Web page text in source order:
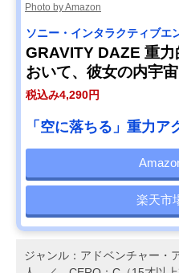
Photo by Amazon
ソニー・インタラクティブエ
GRAVITY DAZE 重
おいて、彼女の内宇
税込み4,290円
「空に落ちる」重力ア
楽天市
ジャンル：アドベンチャー